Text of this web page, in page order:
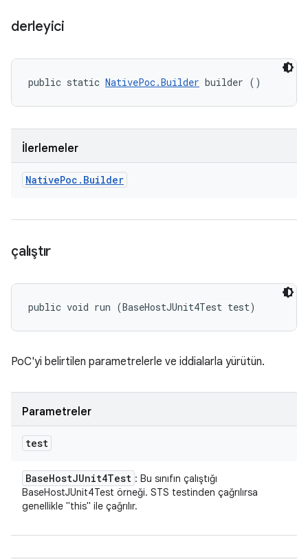
derleyici
public static NativePoc.Builder builder ()
İlerlemeler
NativePoc . Builder
çalıştır
public void run (BaseHostJUnit4Test test)
PoC'yi belirtilen parametrelerle ve iddialarla yürütün.
Parametreler
test
BaseHostJUnit4Test : Bu sınıfın çalıştığı
BaseHostJUnit4Test örneği. STS testinden çağrılırsa
genellikle "this" ile çağrılır.